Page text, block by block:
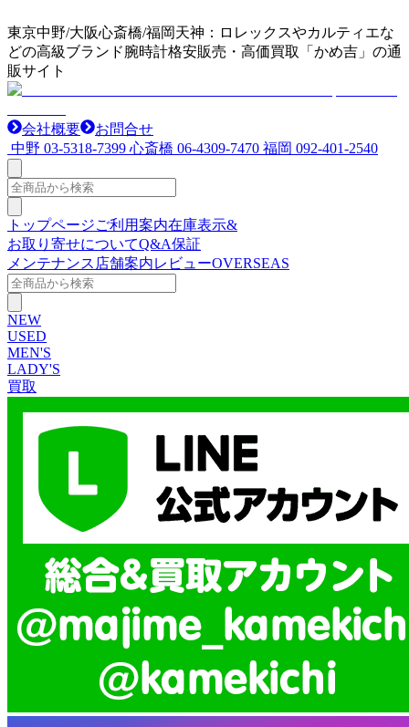
東京中野/大阪心斎橋/福岡天神：ロレックスやカルティエな
どの高級ブランド腕時計格安販売・高価買取「かめ吉」の通
販サイト
会社概要
お問合せ
中野 03-5318-7399 心斎橋 06-4309-7470 福岡 092-401-2540
トップページご利用案内在庫表示&
お取り寄せについてQ&A保証
メンテナンス 店舗案内レビューOVERSEAS
NEW
USED
MEN'S
LADY'S
買取